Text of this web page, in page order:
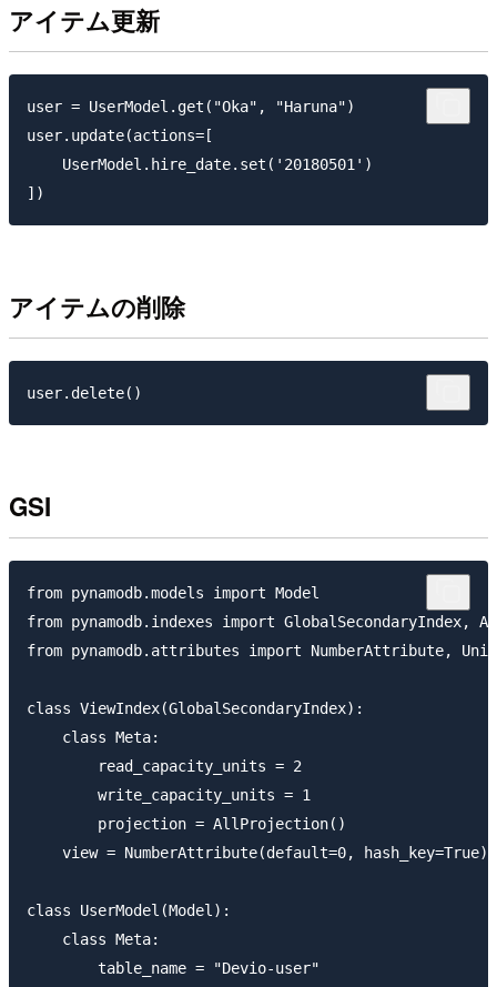
アイテム更新
user = UserModel.get("Oka", "Haruna")
user.update(actions=[
    UserModel.hire_date.set('20180501')
アイテムの削除
GSI
from pynamodb.models import Model
from pynamodb.indexes import GlobalSecondaryIndex,
from pynamodb.attributes import NumberAttribute,
class ViewIndex(GlobalSecondaryIndex):
    class Meta:
        read_capacity_units = 2
        write_capacity_units = 1
        projection = AllProjection()
    view = NumberAttribute(default=0, hash_key=True)
class UserModel(Model):
    class Meta:
        table_name = "Devio-user"